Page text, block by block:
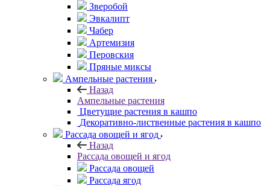
Зверобой
Эвкалипт
Чабер
Артемизия
Перовския
Пряные миксы
Ампельные растения
Назад
Ампельные растения
Цветущие растения в кашпо
Декоративно-лиственные растения в кашпо
Рассада овощей и ягод
Назад
Рассада овощей и ягод
Рассада овощей
Рассада ягод